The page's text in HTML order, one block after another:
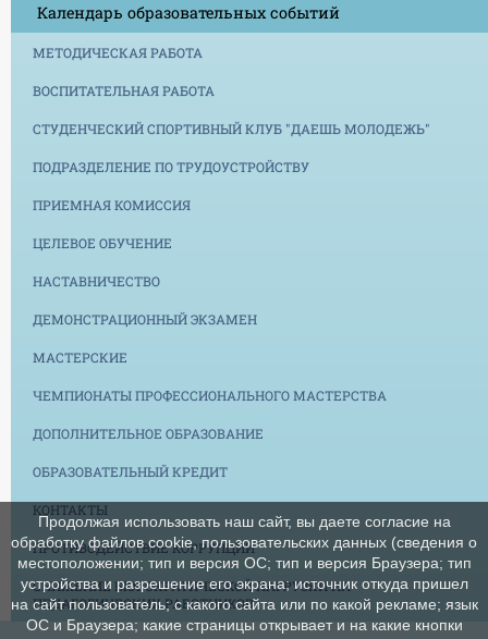
Календарь образовательных событий
МЕТОДИЧЕСКАЯ РАБОТА
ВОСПИТАТЕЛЬНАЯ РАБОТА
СТУДЕНЧЕСКИЙ СПОРТИВНЫЙ КЛУБ "ДАЕШЬ МОЛОДЕЖЬ"
ПОДРАЗДЕЛЕНИЕ ПО ТРУДОУСТРОЙСТВУ
ПРИЕМНАЯ КОМИССИЯ
ЦЕЛЕВОЕ ОБУЧЕНИЕ
НАСТАВНИЧЕСТВО
ДЕМОНСТРАЦИОННЫЙ ЭКЗАМЕН
МАСТЕРСКИЕ
ЧЕМПИОНАТЫ ПРОФЕССИОНАЛЬНОГО МАСТЕРСТВА
ДОПОЛНИТЕЛЬНОЕ ОБРАЗОВАНИЕ
ОБРАЗОВАТЕЛЬНЫЙ КРЕДИТ
КОНТАКТЫ
ПРОТИВОДЕЙСТВИЕ КОРРУПЦИИ
СНИЖЕНИЕ БЮРОКРАТИЧЕСКОЙ НАГРУЗКИ НА
ПЕДАГОГИЧЕСКИХ РАБОТНИКОВ
Продолжая использовать наш сайт, вы даете согласие на
обработку файлов cookie, пользовательских данных (сведения о
местоположении; тип и версия ОС; тип и версия Браузера; тип
устройства и разрешение его экрана; источник откуда пришел
на сайт пользователь; с какого сайта или по какой рекламе; язык
ОС и Браузера; какие страницы открывает и на какие кнопки